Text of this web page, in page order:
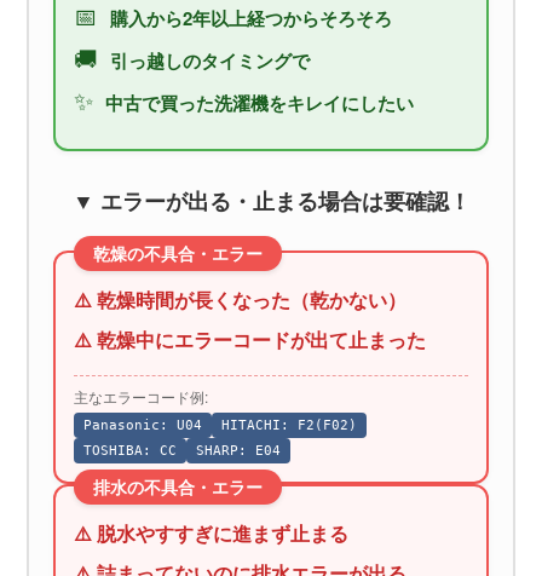
📅 購入から2年以上経つからそろそろ
🚚 引っ越しのタイミングで
✨ 中古で買った洗濯機をキレイにしたい
▼ エラーが出る・止まる場合は要確認！
乾燥の不具合・エラー
⚠️ 乾燥時間が長くなった（乾かない）
⚠️ 乾燥中にエラーコードが出て止まった
主なエラーコード例:
Panasonic: U04
HITACHI: F2(F02)
TOSHIBA: CC
SHARP: E04
排水の不具合・エラー
⚠️ 脱水やすすぎに進まず止まる